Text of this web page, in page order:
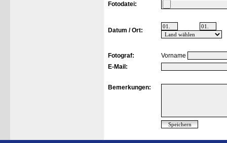
Fotodatei:
Datum / Ort:
Fotograf:
Vorname
E-Mail:
Bemerkungen: